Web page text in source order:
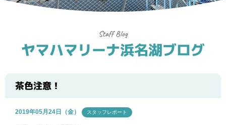
ボート販売
艤装
ブログ
ヤマハマリーナ浜名湖ブログ
茶色注意！
2019年05月24日（金） スタッフレポート